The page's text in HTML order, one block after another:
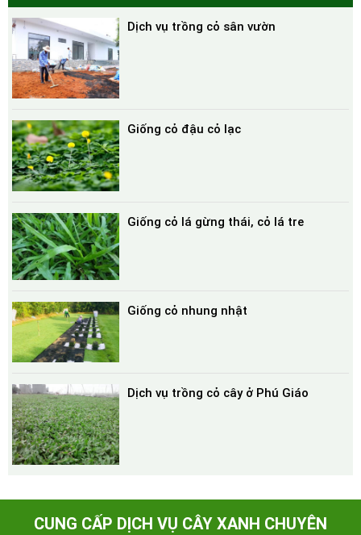
Dịch vụ trồng cỏ sân vườn
Giống cỏ đậu cỏ lạc
Giống cỏ lá gừng thái, cỏ lá tre
Giống cỏ nhung nhật
Dịch vụ trồng cỏ cây ở Phú Giáo
CUNG CẤP DỊCH VỤ CÂY XANH CHUYÊN